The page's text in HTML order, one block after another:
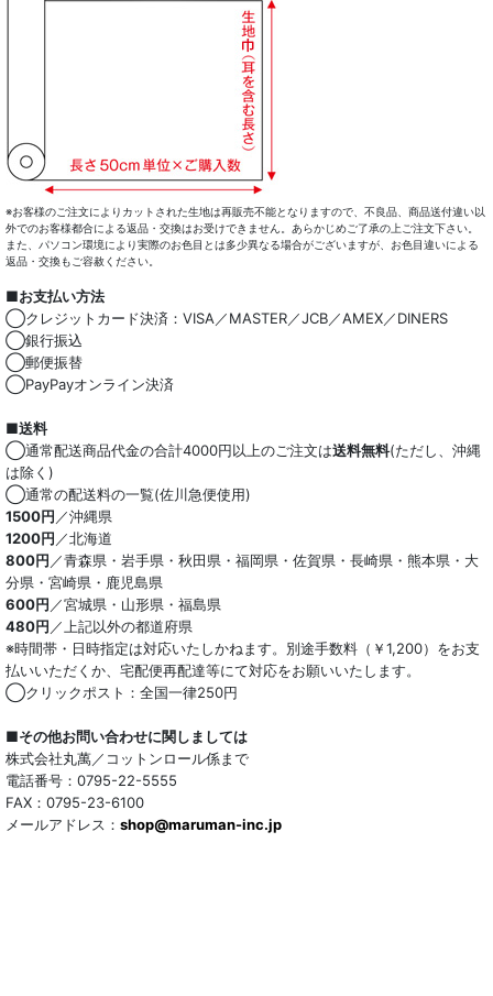
コート・ボトム・バッグ
マスク
小物類
綿100％
麻混
ストレッチ
オーガニック
和紙混生地
ポリエステル混
テンセル混
キュプラ/レーヨン混
シルク混
ウール混
トリアセテート混
サッカー/クレープ
※お客様のご注文によりカットされた生地は再販売不能となりますので、不良品、商品送付違い以
外でのお客様都合による返品・交換はお受けできません。あらかじめご了承の上ご注文下さい。
また、パソコン環境により実際のお色目とは多少異なる場合がございますが、お色目違いによる
返品・交換もご容赦ください。
■お支払い方法
◯クレジットカード決済：VISA／MASTER／JCB／AMEX／DINERS
◯銀行振込
◯郵便振替
◯PayPayオンライン決済
■送料
◯通常配送商品代金の合計4000円以上のご注文は送料無料(ただし、沖縄
は除く)
◯通常の配送料の一覧(佐川急便使用)
1500円／沖縄県
1200円／北海道
800円／青森県・岩手県・秋田県・福岡県・佐賀県・長崎県・熊本県・大
分県・宮崎県・鹿児島県
600円／宮城県・山形県・福島県
480円／上記以外の都道府県
※時間帯・日時指定は対応いたしかねます。別途手数料（￥1,200）をお支
払いいただくか、宅配便再配達等にて対応をお願いいたします。
◯クリックポスト：全国一律250円
■その他お問い合わせに関しましては
株式会社丸萬／コットンロール係まで
電話番号：0795-22-5555
FAX：0795-23-6100
メールアドレス： shop@maruman-inc.jp